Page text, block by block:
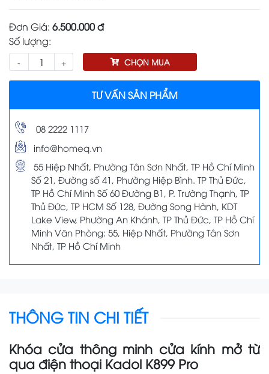
Đơn Giá: 6.500.000 đ
Số lượng:
- + CHỌN MUA
TƯ VẤN SẢN PHẨM
08 2222 1117
info@homeq.vn
55 Hiệp Nhất, Phường Tân Sơn Nhất, TP Hồ Chí Minh
Số 21, Đường số 41, Phường Hiệp Bình. TP Thủ Đức,
TP Hồ Chí Minh Số 60 Đường B1, P. Trường Thạnh, TP
Thủ Đức, TP HCM Số 128, Đường Song Hành, KDT
Lake View, Phường An Khánh, TP Thủ Đức, TP Hồ Chí
Minh Văn Phòng: 55, Hiệp Nhất, Phường Tân Sơn
Nhất, TP Hồ Chí Minh
THÔNG TIN CHI TIẾT
Khóa cửa thông minh cửa kính mở từ
qua điện thoại Kadol K899 Pro